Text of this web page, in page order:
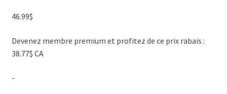
46.99$
Devenez membre premium et profitez de ce prix rabais :
38.77$ CA
-